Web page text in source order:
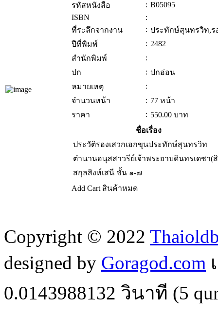
รหัสหนังสือ
: B05095
ISBN
:
ที่ระลึกจากงาน
: ประทักษ์สุนทรวิท,ร
ปีที่พิมพ์
: 2482
สำนักพิมพ์
:
ปก
: ปกอ่อน
หมายเหตุ
:
จำนวนหน้า
: 77 หน้า
ราคา
: 550.00 บาท
ชื่อเรื่อง
ประวัติรองเสวกเอกขุนประทักษ์สุนทรวิท
ตำนานอนุสสาวรีย์เจ้าพระยาบดินทรเดชา(
สกุลสิงห์เสนี ชั้น ๑-๗
Add Cart สินค้าหมด
Copyright © 2022
designed by Goragod.com
0.0143988132 วินาที (5